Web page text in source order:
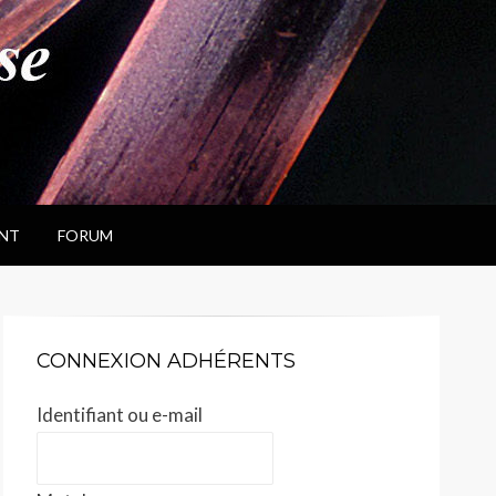
FORUM
CONNEXION ADHÉRENTS
Identifiant ou e-mail